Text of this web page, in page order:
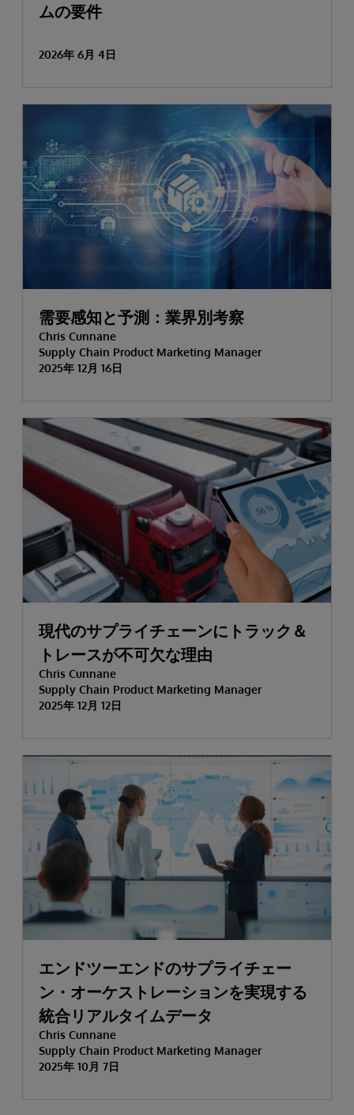
ムの要件
2026年 6月 4日
需要感知と予測：業界別考察
Chris Cunnane
Supply Chain Product Marketing Manager
2025年 12月 16日
現代のサプライチェーンにトラック＆
トレースが不可欠な理由
Chris Cunnane
Supply Chain Product Marketing Manager
2025年 12月 12日
エンドツーエンドのサプライチェー
ン・オーケストレーションを実現する
統合リアルタイムデータ
Chris Cunnane
Supply Chain Product Marketing Manager
2025年 10月 7日